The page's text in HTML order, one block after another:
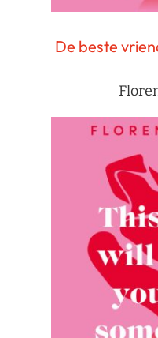
De beste